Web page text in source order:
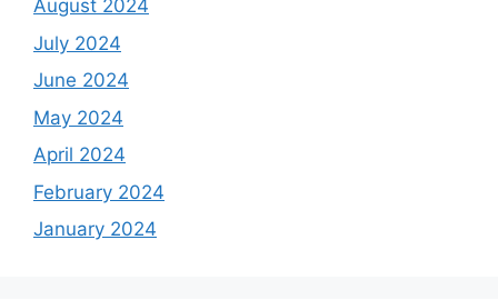
August 2024
July 2024
June 2024
May 2024
April 2024
February 2024
January 2024